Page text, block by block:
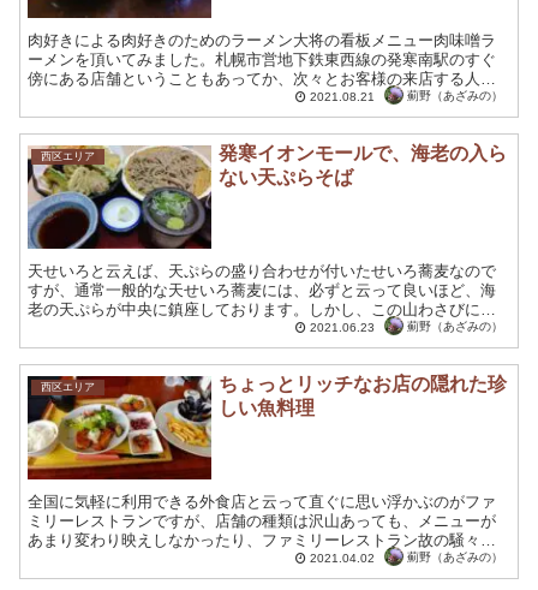
肉好きによる肉好きのためのラーメン大将の看板メニュー肉味噌ラ
ーメンを頂いてみました。札幌市営地下鉄東西線の発寒南駅のすぐ
傍にある店舗ということもあってか、次々とお客様の来店する人気
店のようでした。 地下鉄発寒南駅の傍のラーメン店 札幌市営地...
2021.08.21 薊野（あざみの）
西区エリア
発寒イオンモールで、海老の入ら
ない天ぷらそば
天せいろと云えば、天ぷらの盛り合わせが付いたせいろ蕎麦なので
すが、通常一般的な天せいろ蕎麦には、必ずと云って良いほど、海
老の天ぷらが中央に鎮座しております。しかし、この山わさびに
は、海老の苦手な方にも安心して頂ける海老の乗っていない天せい
ろ...
2021.06.23 薊野（あざみの）
西区エリア
ちょっとリッチなお店の隠れた珍
しい魚料理
全国に気軽に利用できる外食店と云って直ぐに思い浮かぶのがファ
ミリーレストランですが、店舗の種類は沢山あっても、メニューが
あまり変わり映えしなかったり、ファミリーレストラン故の騒々し
い雰囲気で落ち着いて料理を楽しめないということは多々あると
思...
2021.04.02 薊野（あざみの）